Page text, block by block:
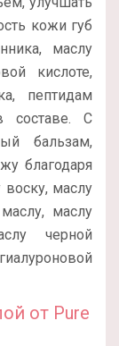
кожи губ
маслу
кислоте,
пептидам
составе. С
бальзам,
благодаря
маслу
маслу
черной
от Pure